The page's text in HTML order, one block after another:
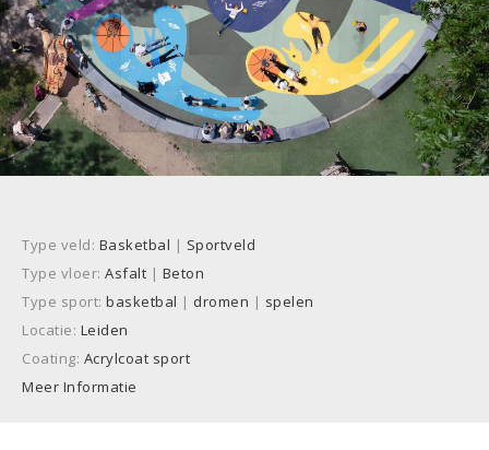
Type veld: Basketbal | Sportveld
Type vloer: Asfalt | Beton
Type sport: basketbal | dromen | spelen
Locatie: Leiden
Coating: Acrylcoat sport
Meer Informatie